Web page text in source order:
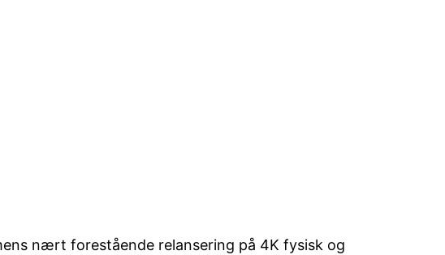
nært forestående relansering på 4K fysisk og